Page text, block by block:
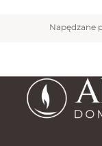
Napędzane